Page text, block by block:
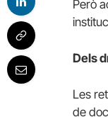
Però
Dels
Les
de